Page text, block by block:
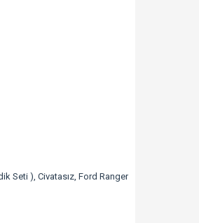
Seti ), Civatasız, Ford Ranger